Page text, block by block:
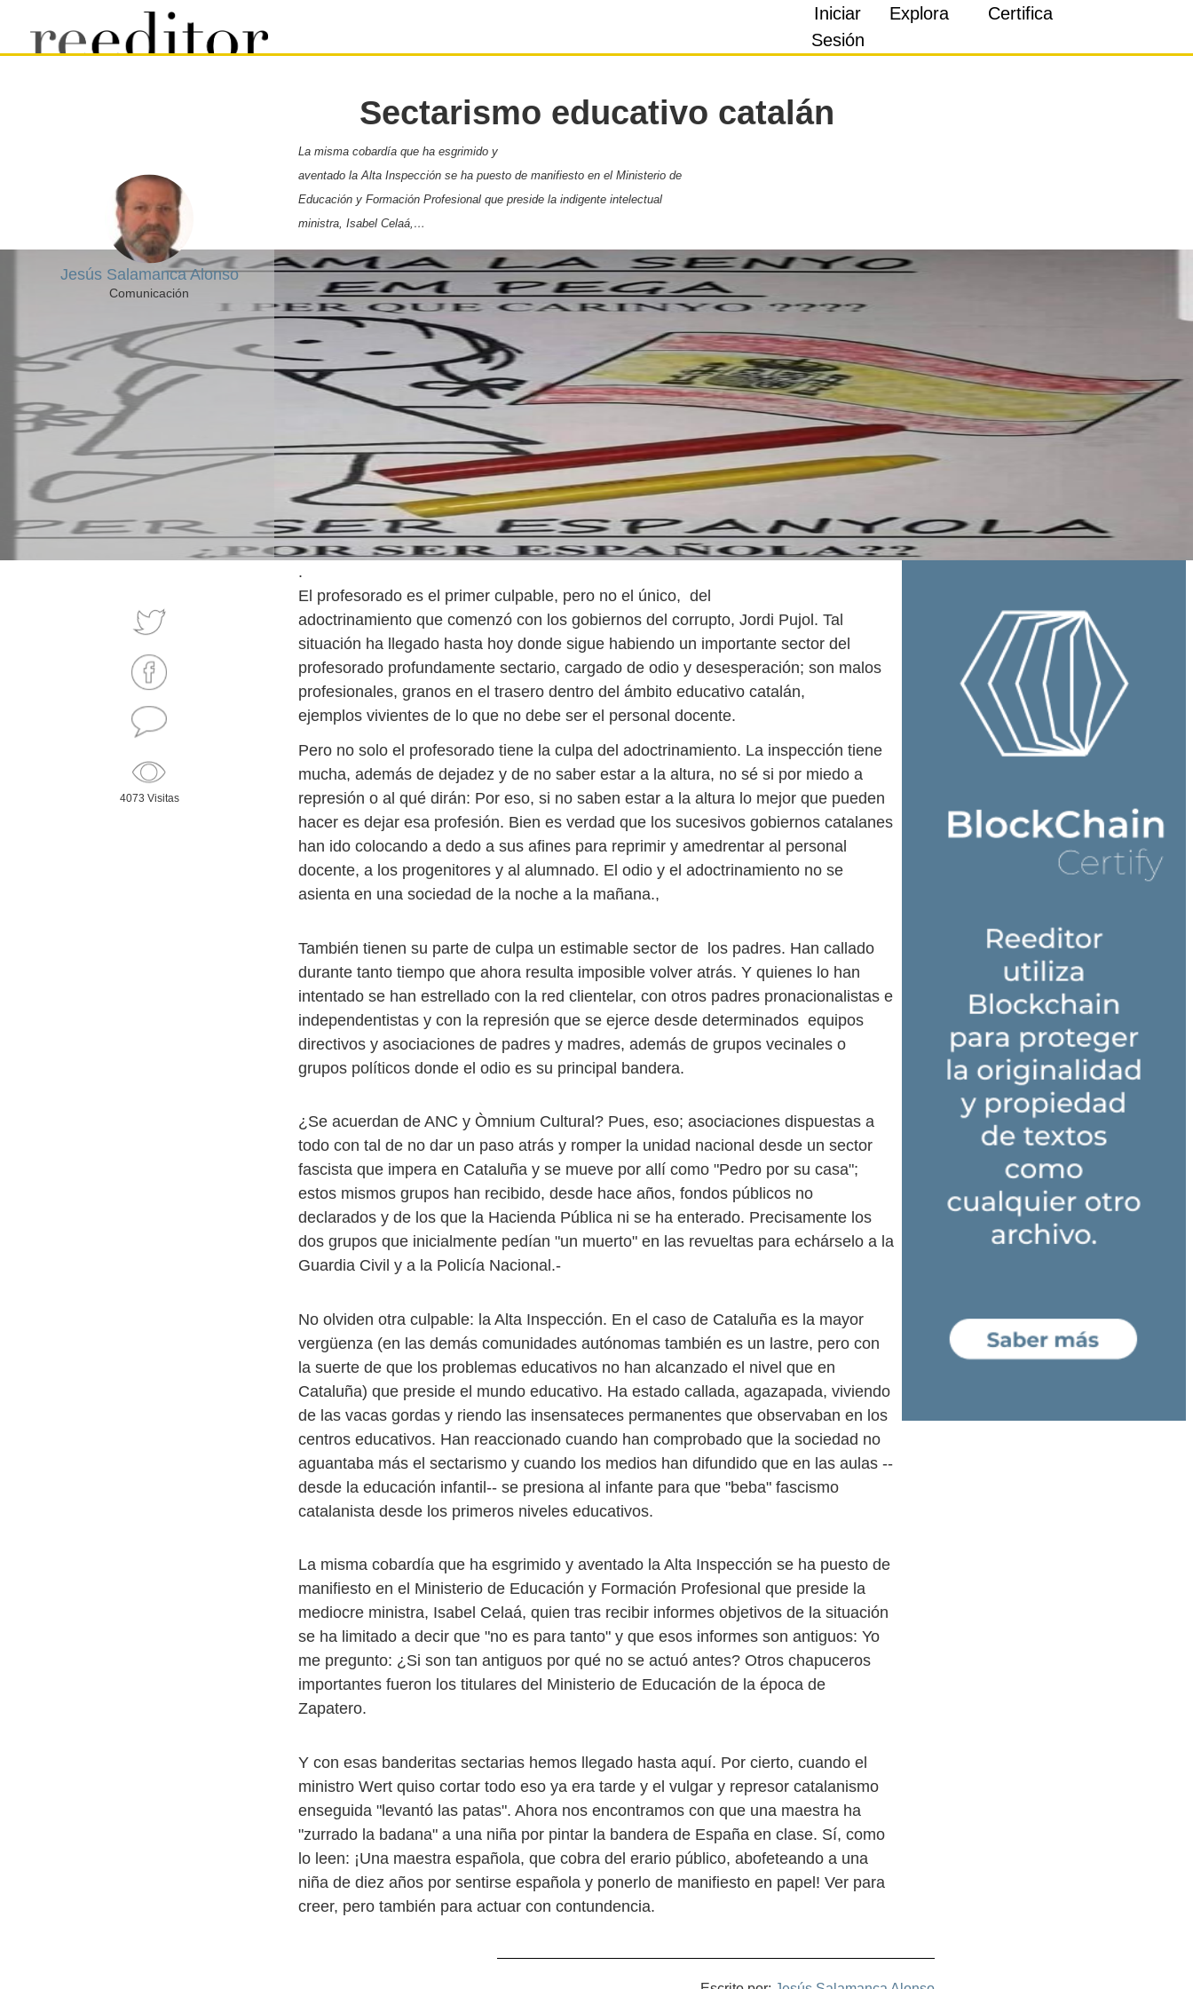
Iniciar
Sesión
Explora Certifica
Jesús Salamanca Alonso
Comunicación
Sectarismo educativo catalán
La misma cobardía que ha esgrimido y
aventado la Alta Inspección se ha puesto de manifiesto en el Ministerio de
Educación y Formación Profesional que preside la indigente intelectual
ministra, Isabel Celaá,…
4073 Visitas
.
El profesorado es el primer culpable, pero no el único, del
adoctrinamiento que comenzó con los gobiernos del corrupto, Jordi Pujol. Tal
situación ha llegado hasta hoy donde sigue habiendo un importante sector del
profesorado profundamente sectario, cargado de odio y desesperación; son malos
profesionales, granos en el trasero dentro del ámbito educativo catalán,
ejemplos vivientes de lo que no debe ser el personal docente.
Pero no solo el profesorado tiene la culpa del adoctrinamiento. La inspección tiene
mucha, además de dejadez y de no saber estar a la altura, no sé si por miedo a
represión o al qué dirán: Por eso, si no saben estar a la altura lo mejor que pueden
hacer es dejar esa profesión. Bien es verdad que los sucesivos gobiernos catalanes
han ido colocando a dedo a sus afines para reprimir y amedrentar al personal
docente, a los progenitores y al alumnado. El odio y el adoctrinamiento no se
asienta en una sociedad de la noche a la mañana.,
También tienen su parte de culpa un estimable sector de los padres. Han callado
durante tanto tiempo que ahora resulta imposible volver atrás. Y quienes lo han
intentado se han estrellado con la red clientelar, con otros padres pronacionalistas e
independentistas y con la represión que se ejerce desde determinados equipos
directivos y asociaciones de padres y madres, además de grupos vecinales o
grupos políticos donde el odio es su principal bandera.
¿Se acuerdan de ANC y Òmnium Cultural? Pues, eso; asociaciones dispuestas a
todo con tal de no dar un paso atrás y romper la unidad nacional desde un sector
fascista que impera en Cataluña y se mueve por allí como "Pedro por su casa";
estos mismos grupos han recibido, desde hace años, fondos públicos no
declarados y de los que la Hacienda Pública ni se ha enterado. Precisamente los
dos grupos que inicialmente pedían "un muerto" en las revueltas para echárselo a la
Guardia Civil y a la Policía Nacional.-
No olviden otra culpable: la Alta Inspección. En el caso de Cataluña es la mayor
vergüenza (en las demás comunidades autónomas también es un lastre, pero con
la suerte de que los problemas educativos no han alcanzado el nivel que en
Cataluña) que preside el mundo educativo. Ha estado callada, agazapada, viviendo
de las vacas gordas y riendo las insensateces permanentes que observaban en los
centros educativos. Han reaccionado cuando han comprobado que la sociedad no
aguantaba más el sectarismo y cuando los medios han difundido que en las aulas --
desde la educación infantil-- se presiona al infante para que "beba" fascismo
catalanista desde los primeros niveles educativos.
La misma cobardía que ha esgrimido y aventado la Alta Inspección se ha puesto de
manifiesto en el Ministerio de Educación y Formación Profesional que preside la
mediocre ministra, Isabel Celaá, quien tras recibir informes objetivos de la situación
se ha limitado a decir que "no es para tanto" y que esos informes son antiguos: Yo
me pregunto: ¿Si son tan antiguos por qué no se actuó antes? Otros chapuceros
importantes fueron los titulares del Ministerio de Educación de la época de
Zapatero.
Y con esas banderitas sectarias hemos llegado hasta aquí. Por cierto, cuando el
ministro Wert quiso cortar todo eso ya era tarde y el vulgar y represor catalanismo
enseguida "levantó las patas". Ahora nos encontramos con que una maestra ha
"zurrado la badana" a una niña por pintar la bandera de España en clase. Sí, como
lo leen: ¡Una maestra española, que cobra del erario público, abofeteando a una
niña de diez años por sentirse española y ponerlo de manifiesto en papel! Ver para
creer, pero también para actuar con contundencia.